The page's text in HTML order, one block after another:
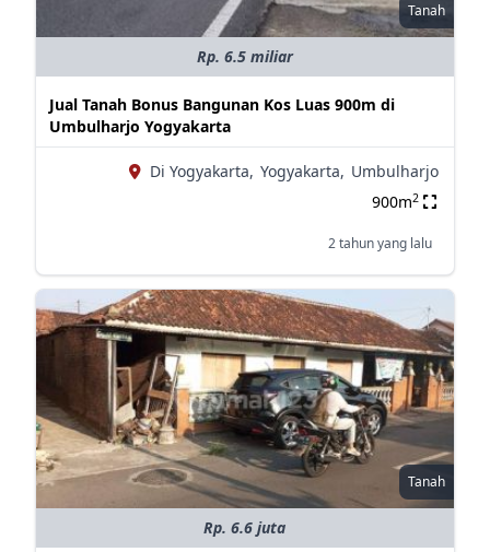
Tanah
Rp. 6.5 miliar
Jual Tanah Bonus Bangunan Kos Luas 900m di
Umbulharjo Yogyakarta
Di Yogyakarta, Yogyakarta, Umbulharjo
900m2
2 tahun yang lalu
Tanah
Rp. 6.6 juta